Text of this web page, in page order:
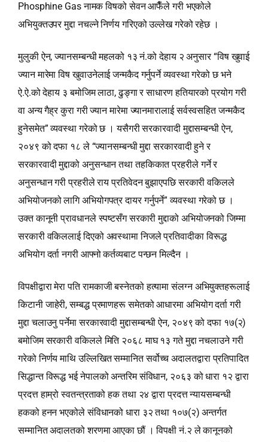
Phosphine Gas नामक विषको सेवन आफैँले गरी भएकोले
अभियुक्तउपर मुद्दा नचल्ने निर्णय गरिएको उल्लेख गरेको रहेछ ।
मुलुकी ऐन, ज्यानसम्बन्धी महलको १३ नं.को देहाय २ अनुसार “विष खुवाई
ज्यान मारेमा विष खुवाउनेलाई जन्मकैद गर्नुपर्ने व्यवस्था गरेको छ भने
ऐ.ऐ.को देहाय ३ बमोजिम लाठा, ढुङ्गा र साधारण हतियारको प्रयोग गरी
वा अन्य गैह्र कुरा गरी ज्यान मारेमा ज्यानमारालाई सर्वस्वसहित जन्मकैद
हुनेसमेत” व्यवस्था गरेको छ । यसैगरी सरकारवादी मुद्दासम्बन्धी ऐन,
२०४९ को दफा १८ ले “ज्यानसम्बन्धी मुद्दा सरकारवादी हुने र
सरकारवादी मुद्दाको अनुसन्धान तथा तहकिकात प्रहरीले गर्ने र
अनुसन्धान गरी प्रहरीले राय प्रतिवेदन बुझाएपछि सरकारी वकिलले
अभियोजनको लागि अभियोगपत्र दायर गर्नुपर्ने” व्यवस्था गरेको छ ।
उक्त कानूनी प्रावधानले स्पष्टसँग सरकारी मुद्दाको अभियोजनको जिम्मा
सरकारी वकिललाई दिएको अवस्थामा निजले प्रतिवादीका विरूद्ध
अभियोग दर्ता नगरी आफ्नो कर्तव्यबाट पन्छन मिल्दैन ।
विपक्षीद्वारा मेरा पति रामकाजी बस्नेतको हत्यामा संलग्न अभियुक्तहरूलाई
किटानी जाहेरी, सम्बद्ध प्रमाणहरू समेतको आधारमा अभियोग दर्ता गरी
मुद्दा चलाउनु पर्नेमा सरकारवादी मुद्दासम्बन्धी ऐन, २०४९ को दफा १७(२)
बमोजिम सरकारी वकिलले मिति २०६८ माघ १३ गते मुद्दा नचलाउने गरी
गरेको निर्णय माथि उल्लिखित सम्मानित सर्वोच्च अदालतद्वारा प्रतिपादित
सिद्धान्त विरूद्ध भई नेपालको अन्तरिम संविधान, २०६३ को धारा १२ द्वारा
प्रदत्त हाम्रो स्वतन्त्रताको हक तथा २४ द्वारा प्रदत्त न्यायसम्बन्धी
हकको हनन भएकोले संविधानको धारा ३२ तथा १०७(२) अन्तर्गत
सम्मानित अदालतको शरणमा आएका छौं । विपक्षी नं.२ ले कानूनको